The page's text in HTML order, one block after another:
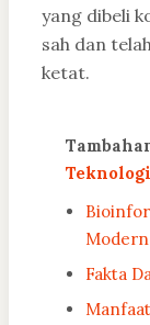
yang dibeli
sah dan
ketat.
Teknologi
Modern
Fakta